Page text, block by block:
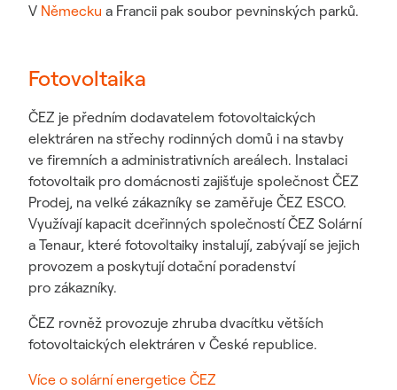
V Německu a Francii pak soubor pevninských parků.
Fotovoltaika
ČEZ je předním dodavatelem fotovoltaických
elektráren na střechy rodinných domů i na stavby
ve firemních a administrativních areálech. Instalaci
fotovoltaik pro domácnosti zajišťuje společnost ČEZ
Prodej, na velké zákazníky se zaměřuje ČEZ ESCO.
Využívají kapacit dceřinných společností ČEZ Solární
a Tenaur, které fotovoltaiky instalují, zabývají se jejich
provozem a poskytují dotační poradenství
pro zákazníky.
ČEZ rovněž provozuje zhruba dvacítku větších
fotovoltaických elektráren v České republice.
Více o solární energetice ČEZ